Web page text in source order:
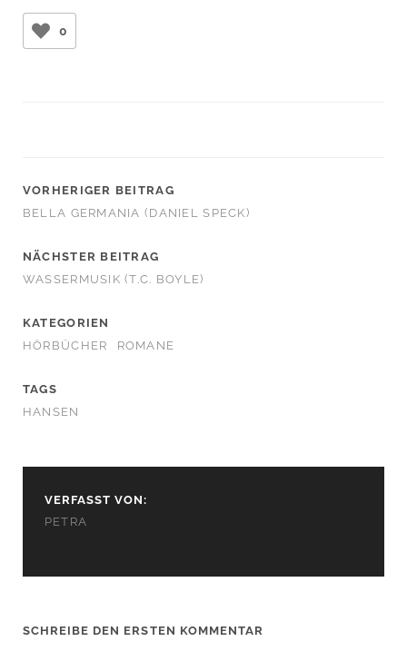
0
VORHERIGER BEITRAG
BELLA GERMANIA (DANIEL SPECK)
NÄCHSTER BEITRAG
WASSERMUSIK (T.C. BOYLE)
KATEGORIEN
HÖRBÜCHER
ROMANE
TAGS
HANSEN
VERFASST VON:
PETRA
SCHREIBE DEN ERSTEN KOMMENTAR